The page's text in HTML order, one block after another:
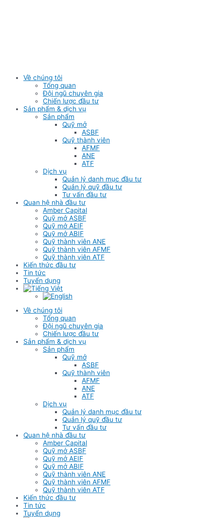
Về chúng tôi
Tổng quan
Đội ngũ chuyên gia
Chiến lược đầu tư
Sản phẩm & dịch vụ
Sản phẩm
Quỹ mở
ASBF
Quỹ thành viên
AFMF
ANE
ATF
Dịch vụ
Quản lý danh mục đầu tư
Quản lý quỹ đầu tư
Tư vấn đầu tư
Quan hệ nhà đầu tư
Amber Capital
Quỹ mở ASBF
Quỹ mở AEIF
Quỹ mở ABIF
Quỹ thành viên ANE
Quỹ thành viên AFMF
Quỹ thành viên ATF
Kiến thức đầu tư
Tin tức
Tuyển dụng
Về chúng tôi
Tổng quan
Đội ngũ chuyên gia
Chiến lược đầu tư
Sản phẩm & dịch vụ
Sản phẩm
Quỹ mở
ASBF
Quỹ thành viên
AFMF
ANE
ATF
Dịch vụ
Quản lý danh mục đầu tư
Quản lý quỹ đầu tư
Tư vấn đầu tư
Quan hệ nhà đầu tư
Amber Capital
Quỹ mở ASBF
Quỹ mở AEIF
Quỹ mở ABIF
Quỹ thành viên ANE
Quỹ thành viên AFMF
Quỹ thành viên ATF
Kiến thức đầu tư
Tin tức
Tuyển dụng